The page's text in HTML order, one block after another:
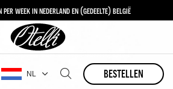
per week in nederland en (gedeelte) belgië
gratis levering vanaf €100,-
per week in nederland en (gedeelte) belgië
NL bestellen